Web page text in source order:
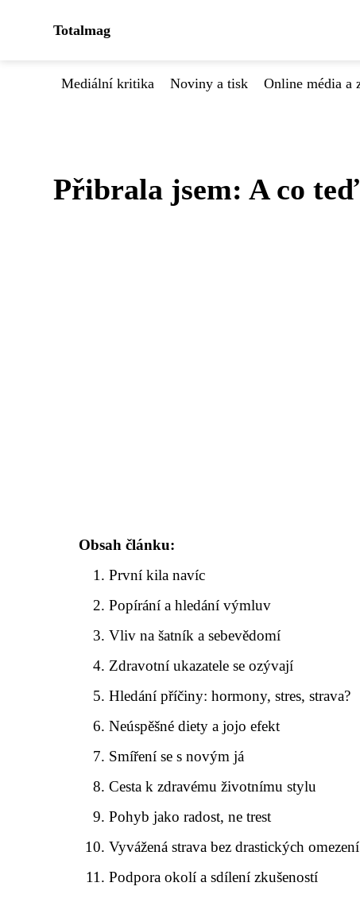
Totalmag
Mediální kritika Noviny a tisk Online média a
Přibrala jsem: A co
Obsah článku:
První kila navíc
Popírání a hledání výmluv
Vliv na šatník a sebevědomí
Zdravotní ukazatele se ozývají
Hledání příčiny: hormony, stres, strava?
Neúspěšné diety a jojo efekt
Smíření se s novým já
Cesta k zdravému životnímu stylu
Pohyb jako radost, ne trest
Vyvážená strava bez drastických omezení
Podpora okolí a sdílení zkušeností